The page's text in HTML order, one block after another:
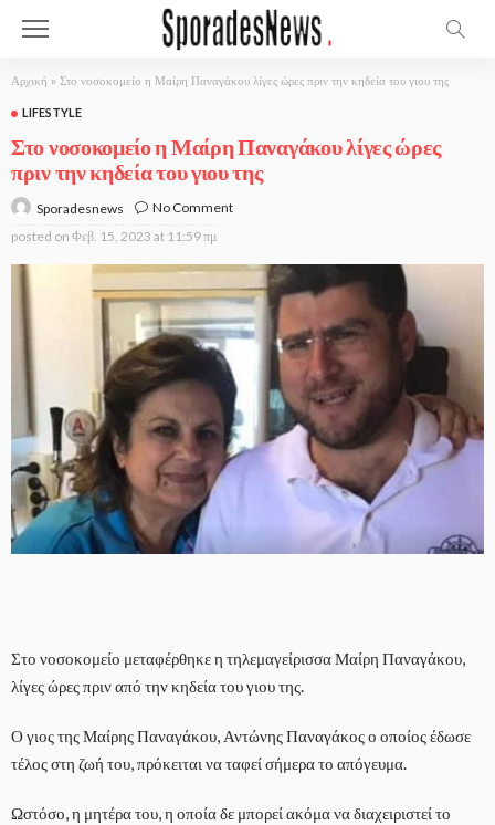
Αρχική » Στο νοσοκομείο η Μαίρη Παναγάκου λίγες ώρες πριν την κηδεία του γιου της
LIFESTYLE
Στο νοσοκομείο η Μαίρη Παναγάκου λίγες ώρες
πριν την κηδεία του γιου της
Sporadesnews
No Comment
posted on Φεβ. 15, 2023 at 11:59 πμ
Στο νοσοκομείο μεταφέρθηκε η τηλεμαγείρισσα Μαίρη Παναγάκου,
λίγες ώρες πριν από την κηδεία του γιου της.
Ο γιος της Μαίρης Παναγάκου, Αντώνης Παναγάκος ο οποίος έδωσε
τέλος στη ζωή του, πρόκειται να ταφεί σήμερα το απόγευμα.
Ωστόσο, η μητέρα του, η οποία δε μπορεί ακόμα να διαχειριστεί το